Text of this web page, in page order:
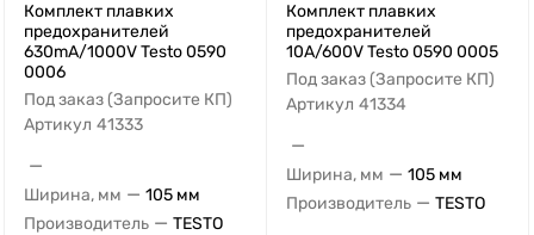
Комплект плавких
предохранителей
630mA/1000V Testo 0590
0006
Под заказ (Запросите КП)
Артикул 41333
—
Ширина, мм — 105 мм
Производитель — TESTO
Комплект плавких
предохранителей
10A/600V Testo 0590 0005
Под заказ (Запросите КП)
Артикул 41334
—
Ширина, мм — 105 мм
Производитель — TESTO